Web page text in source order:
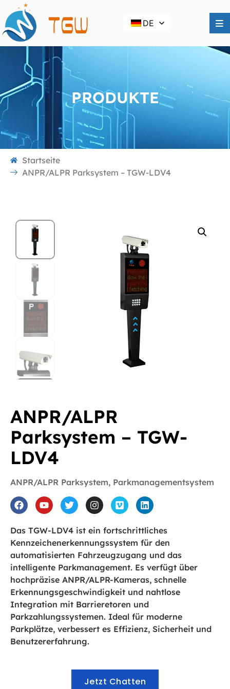
DE
PRODUKTE
Startseite
ANPR/ALPR Parksystem – TGW-LDV4
ANPR/ALPR
Parksystem – TGW-
LDV4
ANPR/ALPR Parksystem, Parkmanagementsystem
Das TGW-LDV4 ist ein fortschrittliches
Kennzeichenerkennungssystem für den
automatisierten Fahrzeugzugang und das
intelligente Parkmanagement. Es verfügt über
hochpräzise ANPR/ALPR-Kameras, schnelle
Erkennungsgeschwindigkeit und nahtlose
Integration mit Barrieretoren und
Parkzahlungssystemen. Ideal für moderne
Parkplätze, verbessert es Effizienz, Sicherheit und
Benutzererfahrung.
Jetzt Chatten